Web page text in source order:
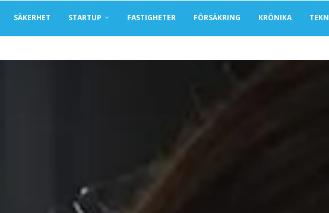
SÄKERHET STARTUP FASTIGHETER FÖRSÄKRING KRÖNIKA